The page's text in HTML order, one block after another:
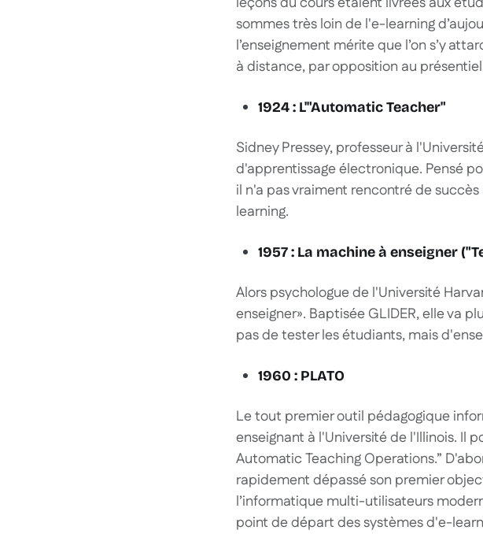
sommes très loin de l'e-learning
l’enseignement mérite que l’on s’y
à distance, par opposition au
1924 : L'"Automatic Teacher"
Sidney Pressey, professeur à
d'apprentissage électronique. Pensé
il n'a pas vraiment rencontré de
learning.
1957 : La machine à enseigner
Alors psychologue de l'Université
enseigner». Baptisée GLIDER, elle va
pas de tester les étudiants, mais
1960 : PLATO
Le tout premier outil pédagogique
enseignant à l'Université de l'Illinois. Il
Automatic Teaching Operations.”
rapidement dépassé son premier
l’informatique multi-utilisateurs
point de départ des systèmes d'e-